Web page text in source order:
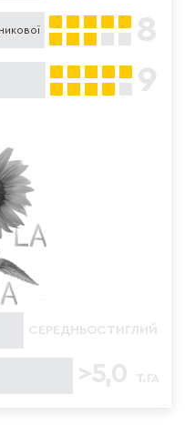
8
9
СЕРЕДНЬОСТИГЛИЙ
>5,0 Т. ГА